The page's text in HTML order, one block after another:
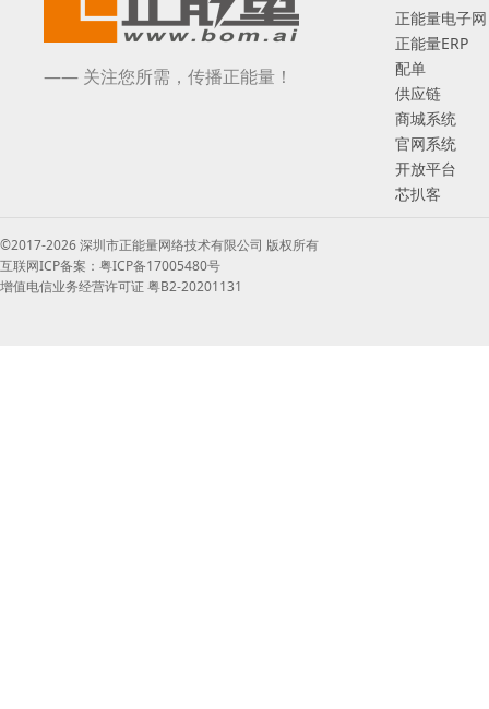
—— 关注您所需，传播正能量！
正能量电子网
正能量ERP
配单
供应链
商城系统
官网系统
开放平台
芯扒客
©2017-2026 深圳市正能量网络技术有限公司 版权所有
互联网ICP备案：粤ICP备17005480号
增值电信业务经营许可证 粤B2-20201131